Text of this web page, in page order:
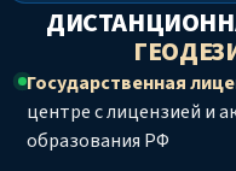
Государственная
центре с лицензией и
образования РФ